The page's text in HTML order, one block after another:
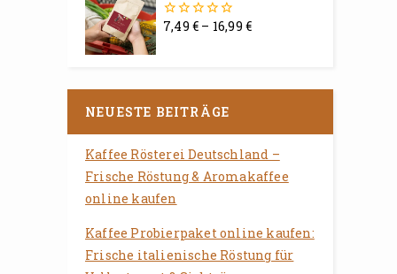
0
7,49 € – 16,99€
NEUESTE BEITRÄGE
Kaffee Rösterei Deutschland –
Frische Röstung & Aromakaffee
online kaufen
Kaffee Probierpaket online kaufen:
Frische italienische Röstung für